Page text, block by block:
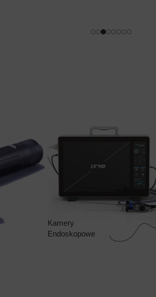
Kamery
Endoskopowe